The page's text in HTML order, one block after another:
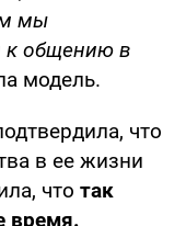
мы
к общению в
модель.
что
в ее жизни
что так
время.